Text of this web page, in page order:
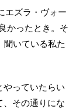
エズラ・ヴォー
かったとき。そ
聞いている私た
っていたらい
、その通りにな